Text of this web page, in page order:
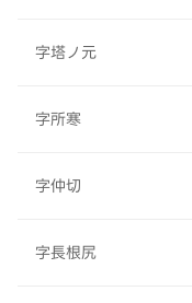
字塔ノ元
字所寒
字仲切
字長根尻